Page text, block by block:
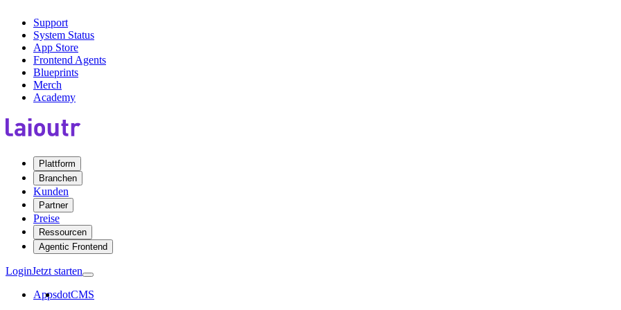
Support
System Status
App Store
Frontend Agents
Blueprints
Merch
Academy
Plattform
Branchen
Kunden
Partner
Preise
Ressourcen
Agentic Frontend
LoginJetzt starten
AppsdotCMS